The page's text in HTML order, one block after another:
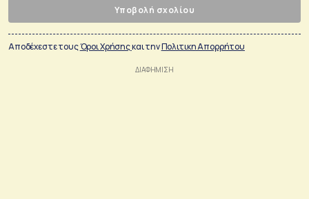
Υποβολή σχολίου
Αποδέχεστε τουςΌροι Χρήσηςκαι τηνΠολιτικη Απορρήτου